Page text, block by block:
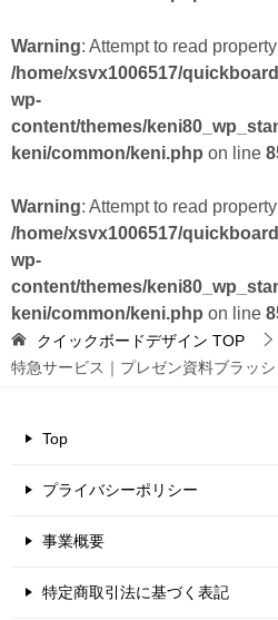
Warning: Attempt to read
/home/xsvx1006517/
wp-
content/themes/
keni/common/keni.php on line
Warning: Attempt to read
/home/xsvx1006517/
wp-
content/themes/
keni/common/keni.php on line
クイックボードデザイン TOP
特急サービス｜プレゼン資料ブラッ
Top
プライバシーポリシー
事業概要
特定商取引法に基づく表記